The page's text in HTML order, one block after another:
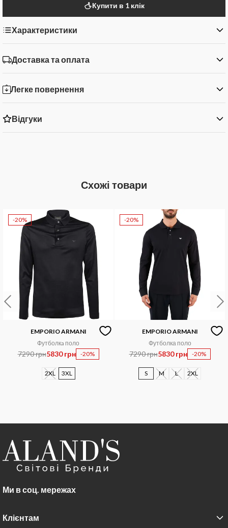
Купити в 1 клік
Характеристики
Доставка та оплата
Легке повернення
Відгуки
Схожі товари
-20%
EMPORIO ARMANI
Футболкa поло
7290 грн5830 грн -20%
2XL 3XL
-20%
EMPORIO ARMANI
Футболка поло
7290 грн5830 грн -20%
S M L 2XL
Ми в соц. мережах
Клієнтам